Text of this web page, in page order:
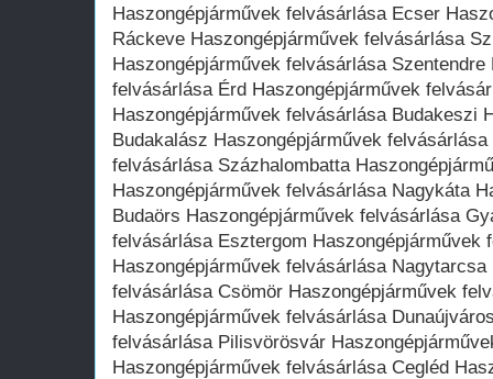
Haszongépjárművek felvásárlása Ecser
Ráckeve Haszongépjárművek felvásárlása
Haszongépjárművek felvásárlása Szentendre
felvásárlása Érd Haszongépjárművek
Haszongépjárművek felvásárlása Budakeszi
Budakalász Haszongépjárművek
felvásárlása Százhalombatta
Haszongépjárművek felvásárlása Nagykáta
Budaörs Haszongépjárművek felvásárlása
felvásárlása Esztergom Haszongépjárművek
Haszongépjárművek felvásárlása
felvásárlása Csömör Haszongépjárművek
Haszongépjárművek felvásárlása
felvásárlása Pilisvörösvár
Haszongépjárművek felvásárlása Cegléd